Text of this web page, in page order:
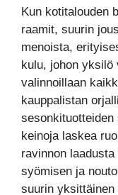
Kun kotitalouden
raamit, suurin
menoista,
kulu, johon
valinnoillaan
kauppalistan
keinoja laskea
ravinnon
syömisen ja
suurin yksittäinen